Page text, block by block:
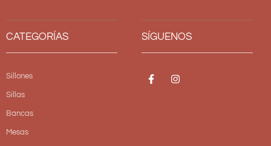
CATEGORÍAS
Sillones
Sillas
Bancas
Mesas
SÍGUENOS